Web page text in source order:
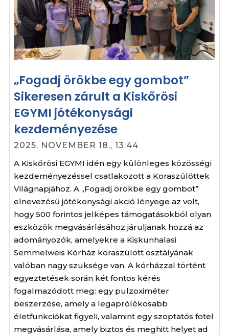
„Fogadj örökbe egy gombot”
Sikeresen zárult a Kiskőrösi
EGYMI jótékonysági
kezdeményezése
2025. NOVEMBER 18., 13:44
A Kiskőrösi EGYMI idén egy különleges közösségi
kezdeményezéssel csatlakozott a Koraszülöttek
Világnapjához. A „Fogadj örökbe egy gombot”
elnevezésű jótékonysági akció lényege az volt,
hogy 500 forintos jelképes támogatásokból olyan
eszközök megvásárlásához járuljanak hozzá az
adományozók, amelyekre a Kiskunhalasi
Semmelweis Kórház koraszülött osztályának
valóban nagy szüksége van. A kórházzal történt
egyeztetések során két fontos kérés
fogalmazódott meg: egy pulzoximéter
beszerzése, amely a legaprólékosabb
életfunkciókat figyeli, valamint egy szoptatós fotel
megvásárlása, amely biztos és meghitt helyet ad